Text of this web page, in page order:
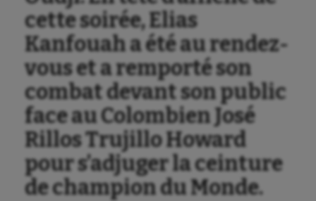
cette soirée, Elias
Kanfouah a été au rendez-
vous et a remporté son
combat devant son public
face au Colombien José
Rillos Trujillo Howard
pour s’adjuger la ceinture
de champion du Monde.